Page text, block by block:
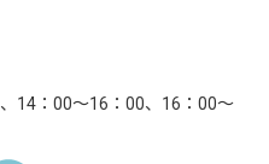
14：00～16：00、16：00～